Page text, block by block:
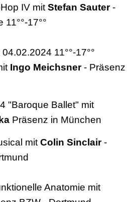
IV mit Stefan Sauter-
17°°
11°°-17°°
Ingo Meichsner- Präsenz
"Baroque Ballet" mit
Präsenz in München
mit Colin Sinclair-
Anatomie mit